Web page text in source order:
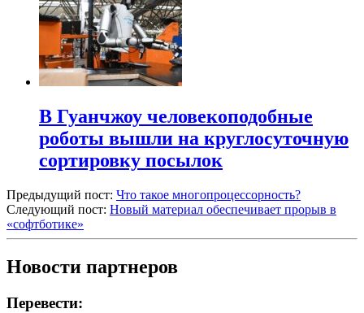
В Гуанчжоу человекоподобные
роботы вышли на круглосуточную
сортировку посылок
Предыдущий пост: Что такое многопроцессорность?
Следующий пост: Новый материал обеспечивает прорыв в
«софтботике»
Новости партнеров
Перевести: